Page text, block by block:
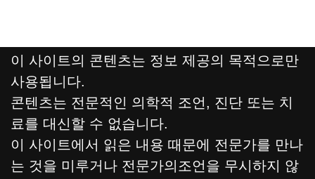
이 사이트의 콘텐츠는 정보 제공의 목적으로만
사용됩니다.
콘텐츠는 전문적인 의학적 조언, 진단 또는 치
료를 대신할 수 없습니다.
이 사이트에서 읽은 내용 때문에 전문가를 만나
는 것을 미루거나 전문가의조언을 무시하지 않